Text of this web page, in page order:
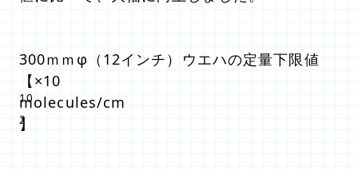
300ｍｍφ（12インチ）ウエハの定量下限値
【×10
10
molecules/cm
2
】